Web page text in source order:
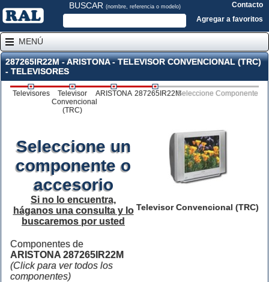
BUSCAR (nombre, referencia o modelo)
Contacto
Agregar a favoritos
MENÚ
287265IR22M - ARISTONA - TELEVISOR CONVENCIONAL (TRC)
- TELEVISORES
Televisores
Televisor
Convencional
(TRC)
ARISTONA 287265IR22MSeleccione Componente
Televisor Convencional (TRC)
Seleccione un
componente o
accesorio
Si no lo encuentra,
háganos una consulta y lo
buscaremos por usted
Componentes de
ARISTONA 287265IR22M
(Click para ver todos los
componentes)